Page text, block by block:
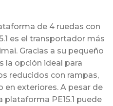
de 4 ruedas con
es el transportador más
Gracias a su pequeño
la opción ideal para
reducidos con rampas,
exteriores. A pesar de
PE15.1 puede